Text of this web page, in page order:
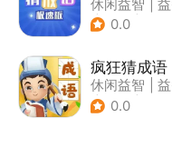
休闲益智
| 成语
0.0
疯狂猜成语
休闲益智
| 成语
0.0